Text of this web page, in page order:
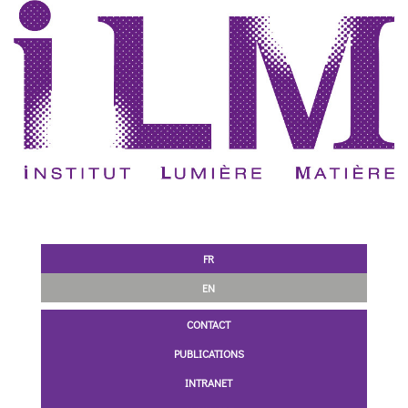
FR
EN
CONTACT
PUBLICATIONS
INTRANET